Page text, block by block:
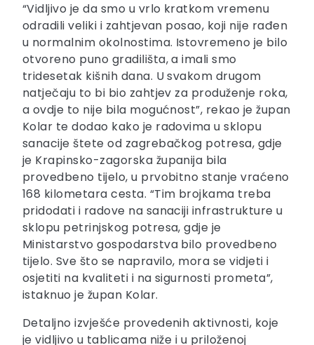
“Vidljivo je da smo u vrlo kratkom vremenu
odradili veliki i zahtjevan posao, koji nije rađen
u normalnim okolnostima. Istovremeno je bilo
otvoreno puno gradilišta, a imali smo
tridesetak kišnih dana. U svakom drugom
natječaju to bi bio zahtjev za produženje roka,
a ovdje to nije bila mogućnost”, rekao je župan
Kolar te dodao kako je radovima u sklopu
sanacije štete od zagrebačkog potresa, gdje
je Krapinsko-zagorska županija bila
provedbeno tijelo, u prvobitno stanje vraćeno
168 kilometara cesta. “Tim brojkama treba
pridodati i radove na sanaciji infrastrukture u
sklopu petrinjskog potresa, gdje je
Ministarstvo gospodarstva bilo provedbeno
tijelo. Sve što se napravilo, mora se vidjeti i
osjetiti na kvaliteti i na sigurnosti prometa”,
istaknuo je župan Kolar.
Detaljno izvješće provedenih aktivnosti, koje
je vidljivo u tablicama niže i u priloženoj